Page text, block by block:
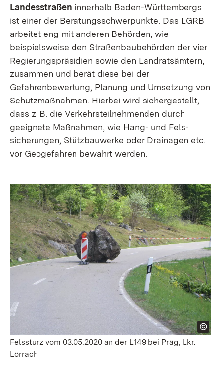
Landesstraßen innerhalb Baden-Württembergs
ist einer der Beratungsschwerpunkte. Das LGRB
arbeitet eng mit anderen Behörden, wie
beispielsweise den Straßenbaubehörden der vier
Regierungspräsidien sowie den Landratsämtern,
zusammen und berät diese bei der
Gefahrenbewertung, Planung und Umsetzung von
Schutzmaßnahmen. Hierbei wird sichergestellt,
dass z. B. die Verkehrs­teilnehmenden durch
geeignete Maßnahmen, wie Hang- und Fels­
sicherungen, Stützbauwerke oder Drainagen etc.
vor Geogefahren bewahrt werden.
Felssturz vom 03.05.2020 an der L149 bei Präg, Lkr.
Lörrach